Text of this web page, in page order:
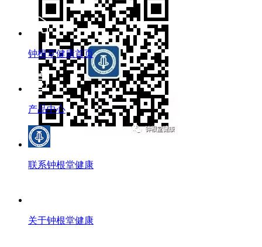
钟根堂健康首页
产品中心
联系钟根堂健康
关于钟根堂健康